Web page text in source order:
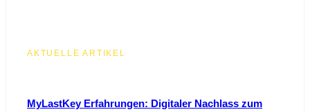
AKTUELLE ARTIKEL
MyLastKey Erfahrungen: Digitaler Nachlass zum